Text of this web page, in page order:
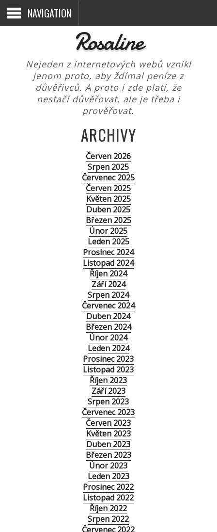
NAVIGATION
Rosaline
Nejeden z internetových webů vznikl
jenom proto, aby ždímal peníze z
důvěřivců. A proto i zde platí, že
nestačí důvěřovat, ale je třeba i
prověřovat.
ARCHIVY
Červen 2026
Srpen 2025
Červenec 2025
Červen 2025
Květen 2025
Duben 2025
Březen 2025
Únor 2025
Leden 2025
Prosinec 2024
Listopad 2024
Říjen 2024
Září 2024
Srpen 2024
Červenec 2024
Duben 2024
Březen 2024
Únor 2024
Leden 2024
Prosinec 2023
Listopad 2023
Říjen 2023
Září 2023
Srpen 2023
Červenec 2023
Červen 2023
Květen 2023
Duben 2023
Březen 2023
Únor 2023
Leden 2023
Prosinec 2022
Listopad 2022
Říjen 2022
Srpen 2022
Červenec 2022